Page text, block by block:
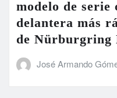
modelo de serie
delantera más
de Nürburgring
José Armando